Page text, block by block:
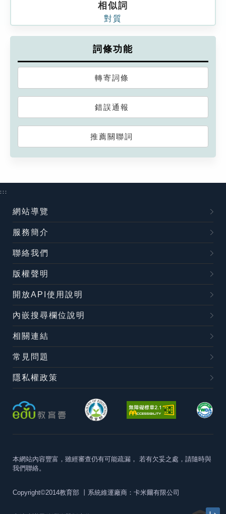
相似詞
對質
詞條功能
轉寄詞條
錯誤通報
推薦關聯詞
:::
網站導覽
服務簡介
聯絡我們
版權聲明
開放API使用說明
內嵌搜尋欄位說明
相關連結
常見問題
隱私權政策
本網站內容豐富，雖經審查仍有可能疏漏， 若有欠妥之處，請隨時與
我們聯絡。
Copyright©2014教育部 丨系統維運廠商：卡米爾有限公司